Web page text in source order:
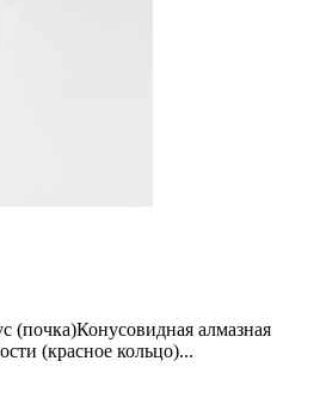
(почка)Конусовидная алмазная
(красное кольцо)...